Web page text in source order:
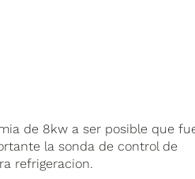
de 8kw a ser posible que
la sonda de control de
refrigeracion.